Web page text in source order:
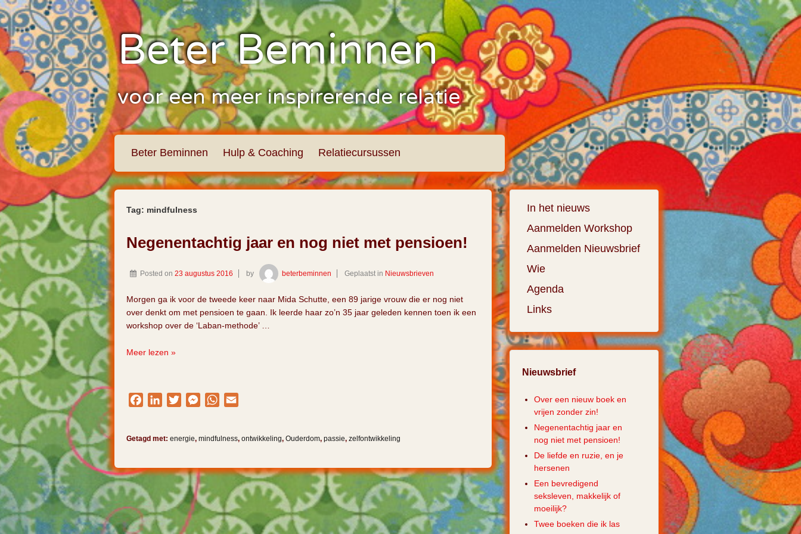
Beter Beminnen
voor een meer inspirerende relatie
Beter Beminnen Hulp & Coaching Relatiecursussen
Tag: mindfulness
Negenentachtig jaar en nog niet met pensioen!
Posted on 23 augustus 2016 by beterbeminnen Geplaatst in Nieuwsbrieven
Morgen ga ik voor de tweede keer naar Mida Schutte, een 89 jarige vrouw die er nog niet
over denkt om met pensioen te gaan. Ik leerde haar zo’n 35 jaar geleden kennen toen ik een
workshop over de ‘Laban-methode’ …
Negenentachtig
nog
niet
Meer lezen »
FacebookLinkedInTwitterMessengerWhatsApp
Getagd met: energie, mindfulness, ontwikkeling, Ouderdom, passie, zelfontwikkeling
In het nieuws
Aanmelden Workshop
Aanmelden Nieuwsbrief
Wie
Agenda
Links
Nieuwsbrief
Over een nieuw boek en
vrijen zonder zin!
Negenentachtig jaar en
nog niet met pensioen!
De liefde en ruzie, en je
hersenen
Een bevredigend
seksleven, makkelijk of
moeilijk?
Twee boeken die ik las